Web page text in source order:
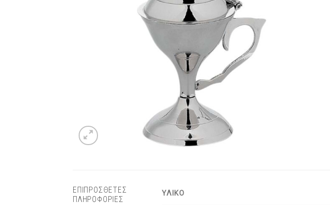
ΕΠΙΠΡΟΣΘΕΤΕΣ
ΠΛΗΡΟΦΟΡΙΕΣ
ΥΛΙΚΟ